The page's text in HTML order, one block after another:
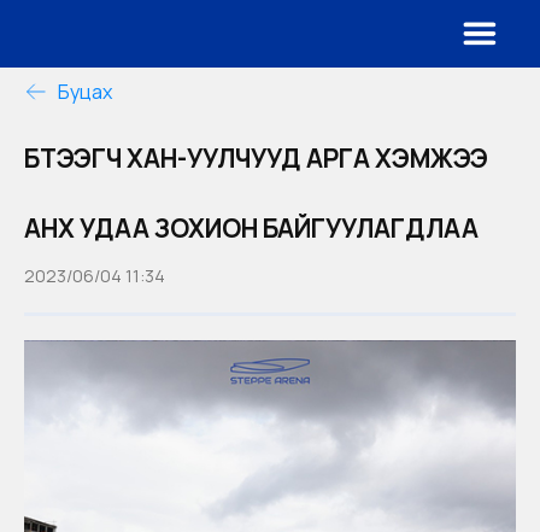
Буцах
БҮТЭЭГЧ ХАН-УУЛЧУУД АРГА ХЭМЖЭЭ
АНХ УДАА ЗОХИОН БАЙГУУЛАГДЛАА
2023/06/04 11:34